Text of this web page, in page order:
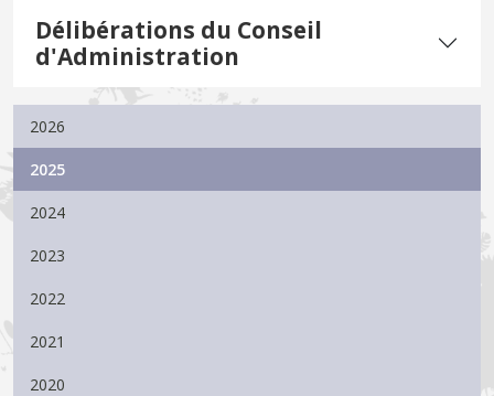
Délibérations du Conseil
d'Administration
2026
2025
2024
2023
2022
2021
2020